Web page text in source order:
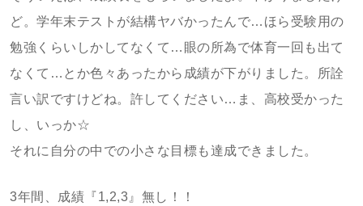
ど。学年末テストが結構ヤバかったんで…ほら受験用の
勉強くらいしかしてなくて…眼の所為で体育一回も出て
なくて…とか色々あったから成績が下がりました。所詮
言い訳ですけどね。許してください…ま、高校受かった
し、いっか☆
それに自分の中での小さな目標も達成できました。
3年間、成績『1,2,3』無し！！